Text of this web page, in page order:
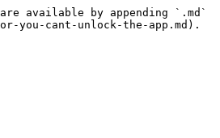
available by appending `.md`
you-cant-unlock-the-app.md).